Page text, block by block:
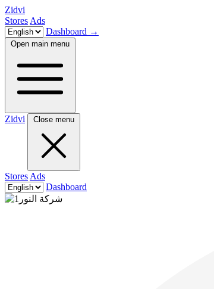
Zidvi
Stores Ads
Dashboard →
Open main menu
Zidvi Close menu
Stores Ads
Dashboard